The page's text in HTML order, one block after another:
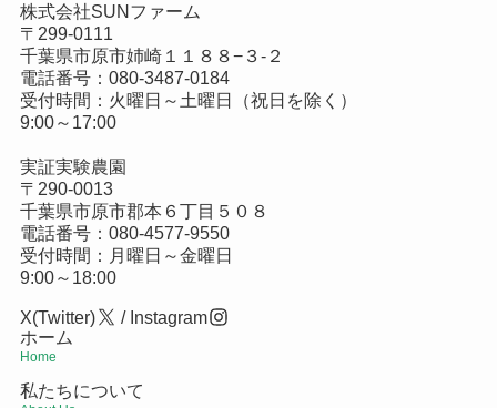
株式会社SUNファーム
〒299-0111
千葉県市原市姉崎１１８８−３-２
電話番号： 080-3487-0184
受付時間：火曜日～土曜日（祝日を除く）
9:00～17:00
実証実験農園
〒290-0013
千葉県市原市郡本６丁目５０８
電話番号： 080-4577-9550
受付時間：月曜日～金曜日
9:00～18:00
X(Twitter) / Instagram
ホーム
Home
私たちについて